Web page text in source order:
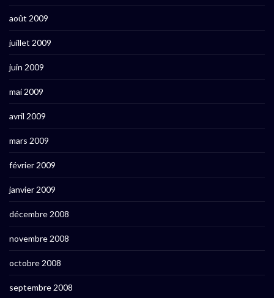
août 2009
juillet 2009
juin 2009
mai 2009
avril 2009
mars 2009
février 2009
janvier 2009
décembre 2008
novembre 2008
octobre 2008
septembre 2008